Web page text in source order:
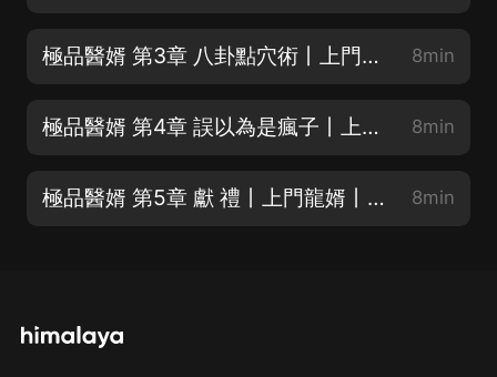
極品醫婿 第3章 八卦點穴術丨上門龍婿丨神醫入贅 8min
極品醫婿 第4章 誤以為是瘋子丨上門龍婿丨神醫入贅 8min
極品醫婿 第5章 獻 禮丨上門龍婿丨神醫入贅 8min